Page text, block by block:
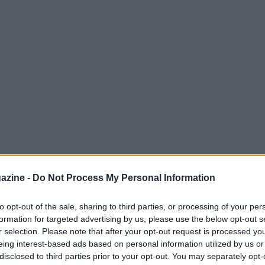
- Do Not Process My Personal Information
opt-out of the sale, sharing to third parties, or processing of your
for targeted advertising by us, please use the below opt-out
selection. Please note that after your opt-out request is processed
interest-based ads based on personal information utilized by us
to third parties prior to your opt-out. You may separately
per il match traNRGeKarmine Corp
6 luglio 2026 alle 9:45 AM ET. Questo
per la qualificazione alle fasi successive
si basano su variabili specifiche, come